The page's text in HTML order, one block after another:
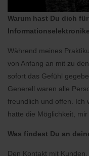
Warum hast Du dich
Während meines
von Anfang an mit zu
sofort das Gefühl
Generell waren alle
freundlich und offen. Ich
hatte die Möglichkeit,
Was findest Du an
Den Kontakt mit